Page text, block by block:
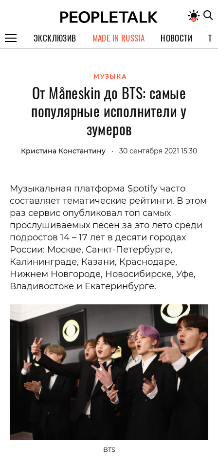
ЭКСКЛЮЗИВ
СПЕЦПРОЕКТЫ
ИНТЕРВЬЮ
ПОКОЛЕНИЕ
MADE IN RUSSIA НОВОСТИ
МУЗЫКА
От Måneskin до BTS: самые
популярные исполнители у
зумеров
Кристина Константину • 30 сентября 2021 15:30
Музыкальная платформа Spotify часто
составляет тематические рейтинги. В этом
раз сервис опубликовал топ самых
прослушиваемых песен за это лето среди
подростов 14 – 17 лет в десяти городах
России: Москве, Санкт-Петербурге,
Калининграде, Казани, Краснодаре,
Нижнем Новгороде, Новосибирске, Уфе,
Владивостоке и Екатеринбурге.
BTS